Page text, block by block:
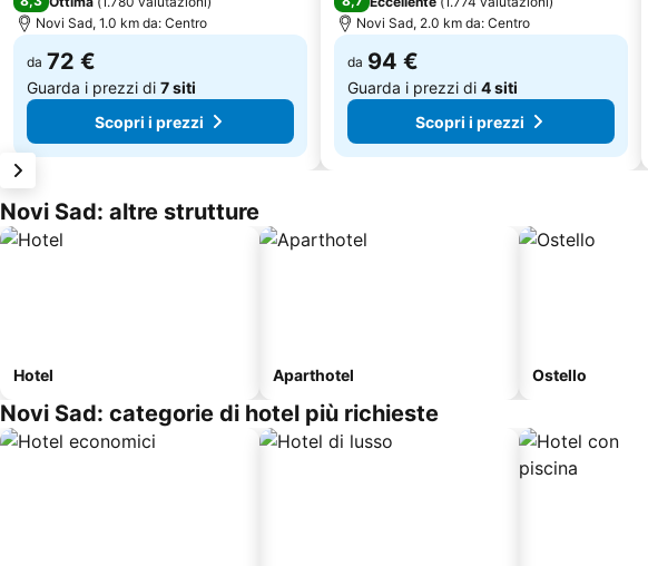
Novi Sad, 1.0 km da: Centro
da 72 €
Guarda i prezzi di 7 siti
Scopri i prezzi
Novi Sad, 2.0 km da: Centro
da 94 €
Guarda i prezzi di 4 siti
Scopri i prezzi
Novi Sad: altre strutture
Hotel Aparthotel Ostello
Novi Sad: categorie di hotel più richieste